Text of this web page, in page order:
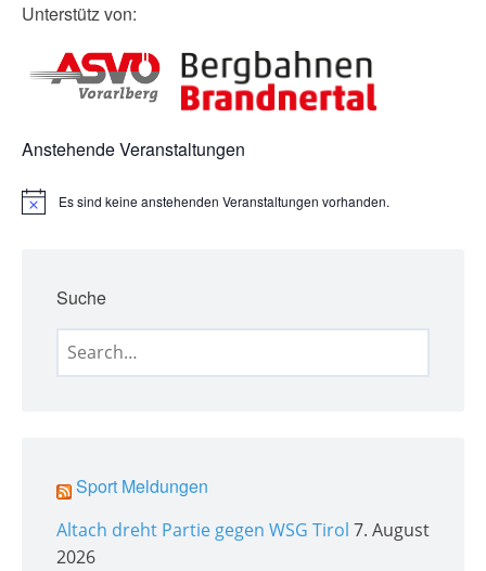
Unterstütz von:
Anstehende Veranstaltungen
H
Es sind keine anstehenden Veranstaltungen vorhanden.
Suche
Search
Sport Meldungen
Altach dreht Partie gegen WSG Tirol 7. August
2026